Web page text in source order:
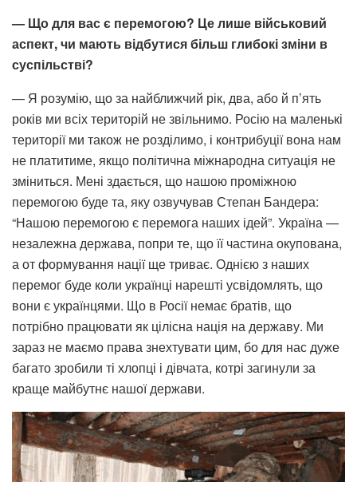
— Що для вас є перемогою? Це лише військовий
аспект, чи мають відбутися більш глибокі зміни в
суспільстві?
— Я розумію, що за найближчий рік, два, або й п’ять
років ми всіх територій не звільнимо. Росію на маленькі
території ми також не розділимо, і контрибуції вона нам
не платитиме, якщо політична міжнародна ситуація не
зміниться. Мені здається, що нашою проміжною
перемогою буде та, яку озвучував Степан Бандера:
“Нашою перемогою є перемога наших ідей”. Україна —
незалежна держава, попри те, що її частина окупована,
а от формування нації ще триває. Однією з наших
перемог буде коли українці нарешті усвідомлять, що
вони є українцями. Що в Росії немає братів, що
потрібно працювати як цілісна нація на державу. Ми
зараз не маємо права знехтувати цим, бо для нас дуже
багато зробили ті хлопці і дівчата, котрі загинули за
краще майбутнє нашої держави.